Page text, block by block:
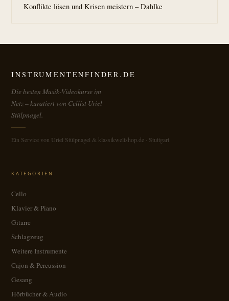
Konflikte lösen und Krisen meistern – Dahlke
INSTRUMENTENFINDER.DE
Die besten Musik-Videokurse im
Netz – kuratiert von Cellist Uriel
Stülpnagel.
Ein Service von Uriel Stülpnagel & klassikweltshop.de · Stuttgart
KATEGORIEN
Cello
Klavier & Piano
Gitarre
Schlagzeug
Weitere Instrumente
Cajon & Percussion
Gesang
Hörbücher & Audio